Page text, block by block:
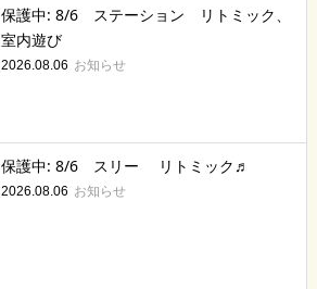
保護中: 8/6 ステーション リトミック、
室内遊び
2026.08.06 お知らせ
保護中: 8/6 スリー リトミック♬
2026.08.06 お知らせ